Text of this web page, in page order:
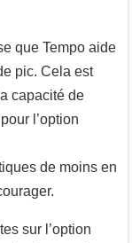
que Tempo aide
pic. Cela est
capacité de
l’option
de moins en
sur l’option